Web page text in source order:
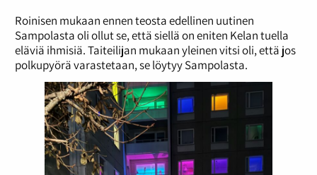
Roinisen mukaan ennen teosta edellinen uutinen
Sampolasta oli ollut se, että siellä on eniten Kelan tuella
eläviä ihmisiä. Taiteilijan mukaan yleinen vitsi oli, että jos
polkupyörä varastetaan, se löytyy Sampolasta.